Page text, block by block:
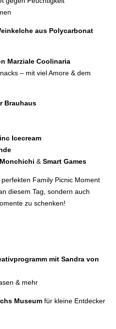
aus Polycarbonat
Marziale Coolinaria
– mit viel Amore & dem
Brauhaus
Icecream
Monchichi & Smart Games
Family Picnic Moment
diesem Tag, sondern auch
zu schenken!
mit Sandra von
& mehr
Museum für kleine Entdecker